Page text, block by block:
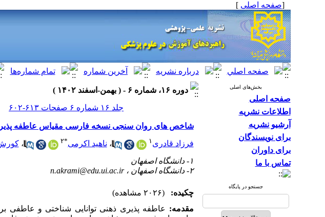
[صفحه اصلی ]
بخش‌های اصلی
صفحه اصلی
اطلاعات نشریه
آرشیو نشریه
برای نویسندگان
برای داوران
تماس با ما
جستجو در پایگاه
دوره ۱۶، شماره ۶ - ( بهمن-اسفند ۱۴۰۲ )
جلد ۱۶ شماره ۶ صفحات ۶۱۳-۶۰۲
شاخص های روان سنجی نسخه فارسی مقیاس عاطفه
فرزاد قادری ۱ ، ناهید اکرمی*۲ ،
۱- دانشگاه اصفهان
۲- دانشگاه اصفهان ،
n.akrami@edu.ui.ac.ir
چکیده:
(۲۰۲۶ مشاهده)
مقدمه: عاطفه پذیری ذهنی توانایی شناختی و